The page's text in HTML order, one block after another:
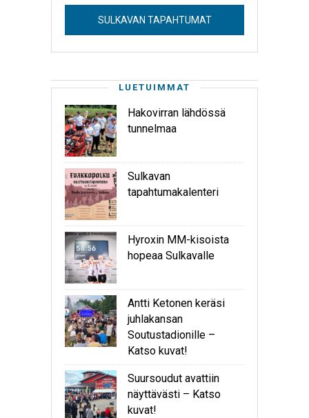
SULKAVAN TAPAHTUMAT
LUETUIMMAT
Hakovirran lähdössä
tunnelmaa
Sulkavan
tapahtumakalenteri
Hyroxin MM-kisoista
hopeaa Sulkavalle
Antti Ketonen keräsi
juhlakansan
Soutustadionille –
Katso kuvat!
Suursoudut avattiin
näyttävästi – Katso
kuvat!